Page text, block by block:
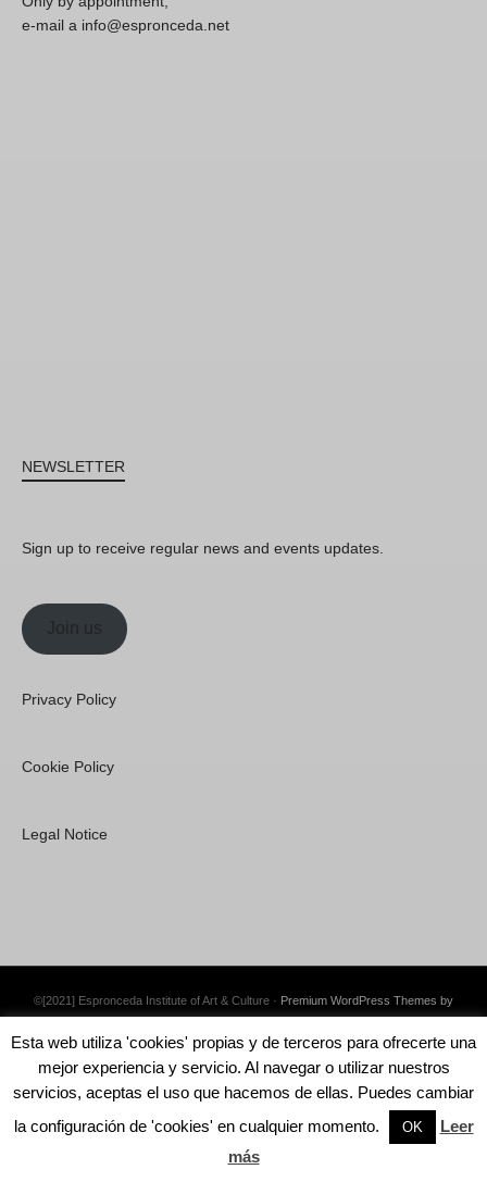
e-mail a info@espronceda.net
NEWSLETTER
Sign up to receive regular news and events updates.
Join us
Privacy Policy
Cookie Policy
Legal Notice
©[2021] Espronceda Institute of Art & Culture · Premium WordPress Themes by
Esta web utiliza 'cookies' propias y de terceros para ofrecerte una
mejor experiencia y servicio. Al navegar o utilizar nuestros
servicios, aceptas el uso que hacemos de ellas. Puedes cambiar
la configuración de 'cookies' en cualquier momento.
OK
Leer
más
English